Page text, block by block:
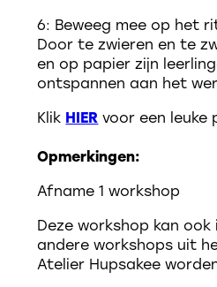
6: Beweeg mee op het
Door te zwieren en te
en op papier zijn
ontspannen aan het
Klik HIER voor een leuke
Opmerkingen:
Afname 1 workshop
Deze workshop kan
andere workshops uit
Atelier Hupsakee